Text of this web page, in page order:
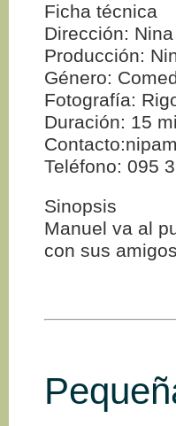
Ficha técnica
Dirección:
Producción:
Género:
Fotografía:
Duración: 15
Teléfono: 095
Sinopsis
Manuel va al
con sus